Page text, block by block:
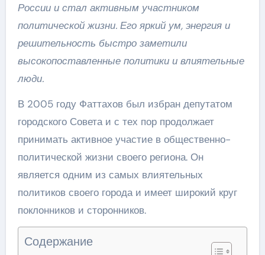
России и стал активным участником
политической жизни. Его яркий ум, энергия и
решительность быстро заметили
высокопоставленные политики и влиятельные
люди.
В 2005 году Фаттахов был избран депутатом
городского Совета и с тех пор продолжает
принимать активное участие в общественно-
политической жизни своего региона. Он
является одним из самых влиятельных
политиков своего города и имеет широкий круг
поклонников и сторонников.
Содержание